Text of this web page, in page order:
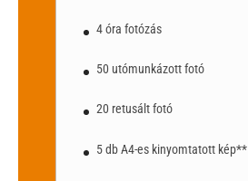
4 óra fotózás
50 utómunkázott fotó
20 retusált fotó
5 db A4-es kinyomtatott kép**